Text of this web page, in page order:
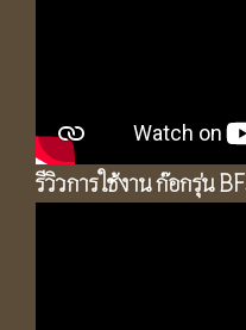
รีวิวการใช้งาน ก๊อกรุ่น